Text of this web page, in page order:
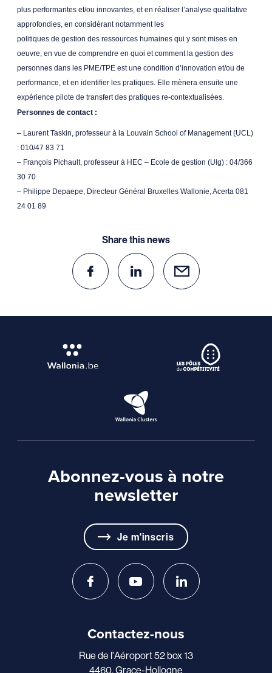
plus performantes et/ou innovantes, et en réaliser l’analyse qualitative
approfondies, en considérant notamment les
politiques de gestion des ressources humaines qui y sont mises en
oeuvre, en vue de comprendre en quoi et comment la gestion des
personnes dans les PME/TPE est une condition d’innovation et/ou de
performance, et en identifier les pratiques. Elle mènera ensuite une
expérience pilote de transfert des pratiques re-contextualisées.
Personnes de contact :
– Laurent Taskin, professeur à la Louvain School of Management (UCL)
: 010/47 83 71
– François Pichault, professeur à HEC – Ecole de gestion (Ulg) : 04/366
30 70
– Philippe Depaepe, Directeur Général Bruxelles Wallonie, Acerta 081
24 01 89
Share this news
Abonnez-vous à notre
newsletter
Je m'inscris
Contactez-nous
Rue de l'Aéroport 52 box 13
4460, Grace-Hollogne